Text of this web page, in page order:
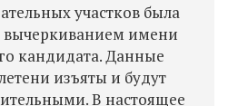
участков была
имени
кандидата. Данные
изъяты и будут
В настоящее